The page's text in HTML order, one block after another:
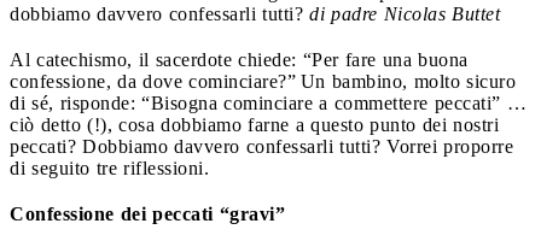
dobbiamo davvero confessarli tutti? di padre Nicolas Buttet
Al catechismo, il sacerdote chiede: “Per fare una buona
confessione, da dove cominciare?” Un bambino, molto sicuro
di sé, risponde: “Bisogna cominciare a commettere peccati” …
ciò detto (!), cosa dobbiamo farne a questo punto dei nostri
peccati? Dobbiamo davvero confessarli tutti? Vorrei proporre
di seguito tre riflessioni.
Confessione dei peccati “gravi”